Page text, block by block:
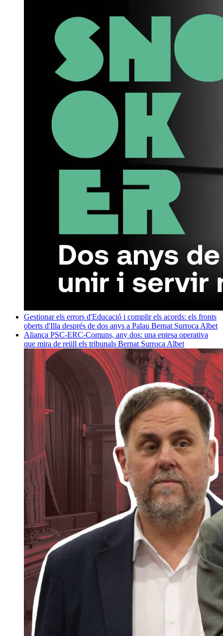
Gestionar els errors d'Educació i complir els acords: els fronts
oberts d'Illa després de dos anys a Palau Bernat Surroca Albet
Aliança PSC-ERC-Comuns, any dos: una entesa operativa
que mira de reüll els tribunals Bernat Surroca Albet